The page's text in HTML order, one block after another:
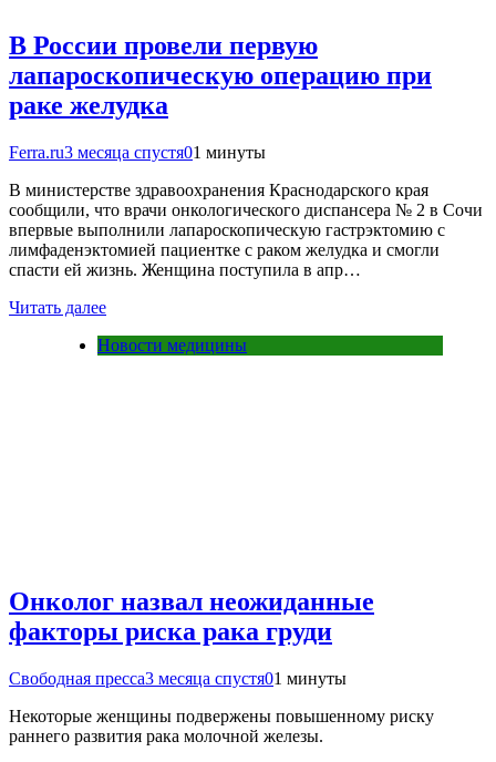
В России провели первую
лапароскопическую операцию при
раке желудка
Ferra.ru3 месяца спустя01 минуты
В министерстве здравоохранения Краснодарского края
сообщили, что врачи онкологического диспансера № 2 в Сочи
впервые выполнили лапароскопическую гастрэктомию с
лимфаденэктомией пациентке с раком желудка и смогли
спасти ей жизнь. Женщина поступила в апр…
Читать далее
Новости медицины
Онколог назвал неожиданные
факторы риска рака груди
Свободная пресса3 месяца спустя01 минуты
Некоторые женщины подвержены повышенному риску
раннего развития рака молочной железы.